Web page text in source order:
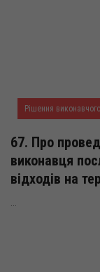
67. Про
виконавця
відходів на